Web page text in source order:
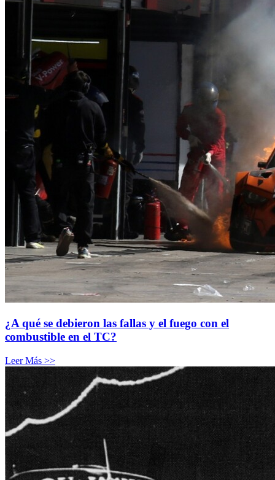
¿A qué se debieron las fallas y el fuego con el
combustible en el TC?
Leer Más >>